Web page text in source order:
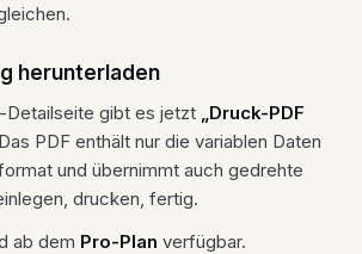
herunterladen
Detailseite gibt es jetzt „Druck-PDF
PDF enthält nur die variablen Daten
und übernimmt auch gedrehte
drucken, fertig.
ab dem Pro-Plan verfügbar.